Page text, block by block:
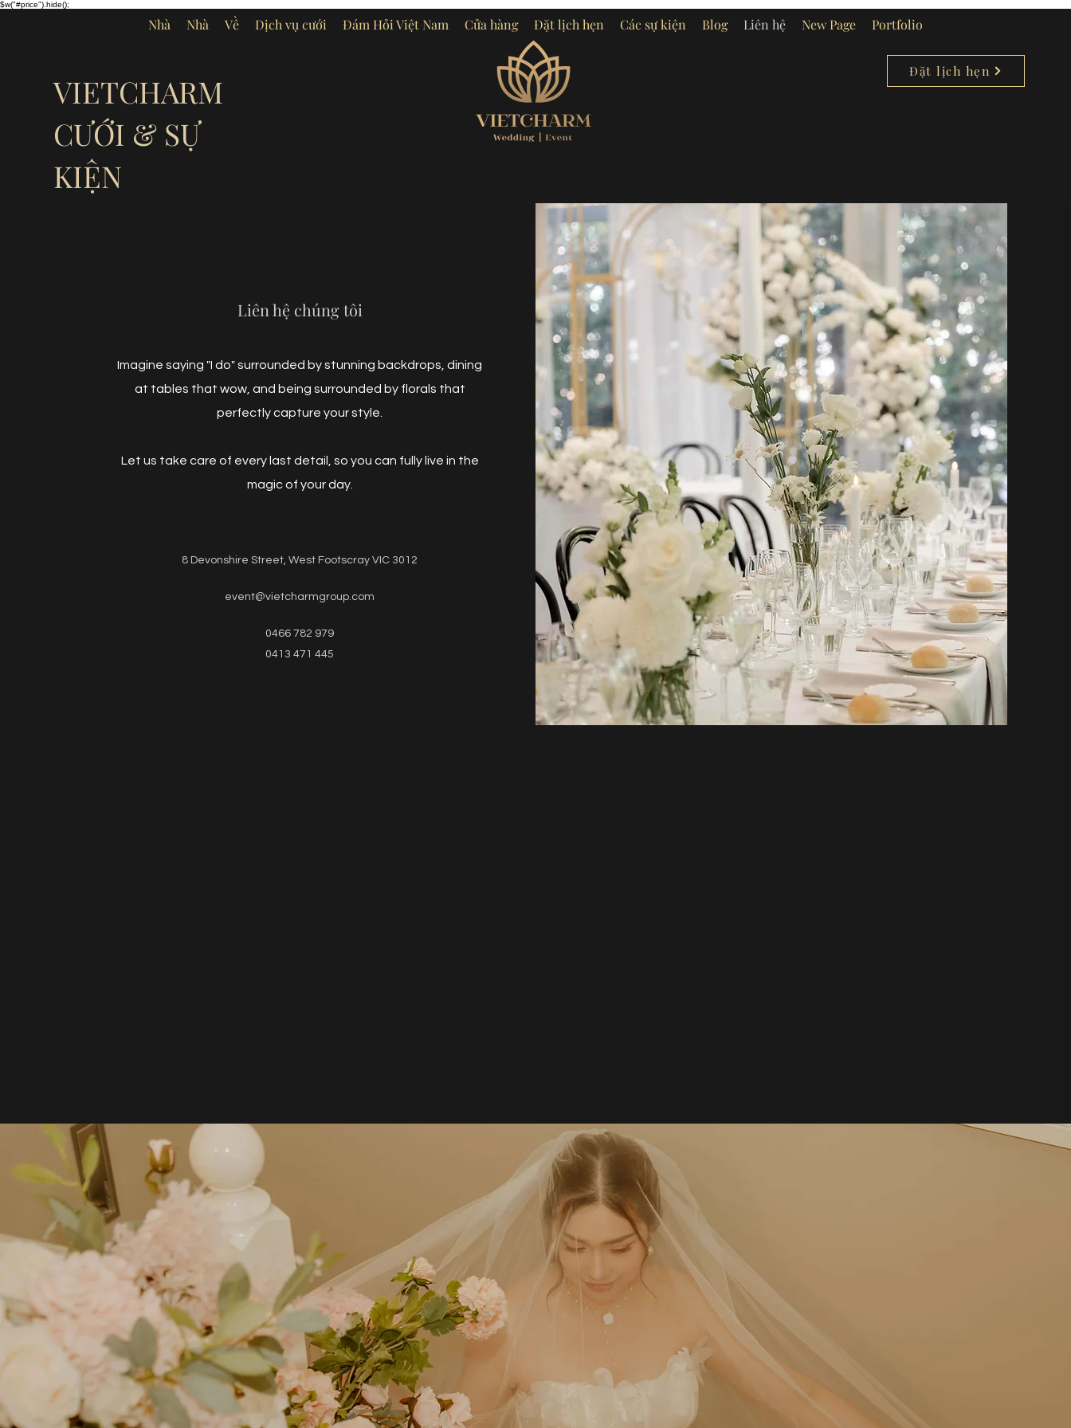
$w("#price").hide();
Nhà Nhà Về Dịch vụ cưới Đám Hỏi Việt Nam Cửa hàng Đặt lịch hẹn Các sự kiện Blog Liên hệ New Page Portfolio
VIETCHARM
CƯỚI & SỰ
KIỆN
Đặt lịch hẹn
Liên hệ chúng tôi
Imagine saying "I do" surrounded by stunning backdrops, dining
at tables that wow, and being surrounded by florals that
perfectly capture your style.
Let us take care of every last detail, so you can fully live in the
magic of your day.
8 Devonshire Street, West Footscray VIC 3012
event@vietcharmgroup.com
0466 782 979
0413 471 445